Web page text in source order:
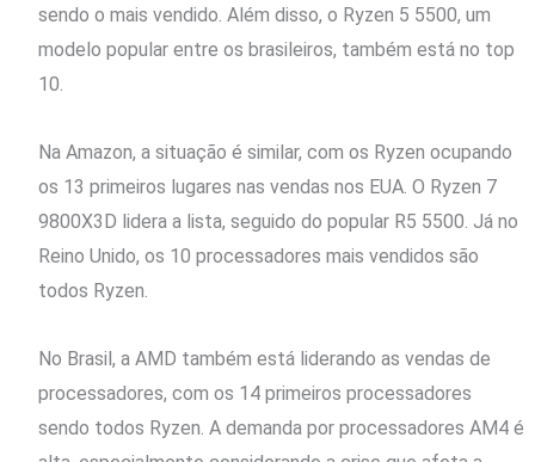
sendo o mais vendido. Além disso, o Ryzen 5 5500, um
modelo popular entre os brasileiros, também está no top
10.
Na Amazon, a situação é similar, com os Ryzen ocupando
os 13 primeiros lugares nas vendas nos EUA. O Ryzen 7
9800X3D lidera a lista, seguido do popular R5 5500. Já no
Reino Unido, os 10 processadores mais vendidos são
todos Ryzen.
No Brasil, a AMD também está liderando as vendas de
processadores, com os 14 primeiros processadores
sendo todos Ryzen. A demanda por processadores AM4 é